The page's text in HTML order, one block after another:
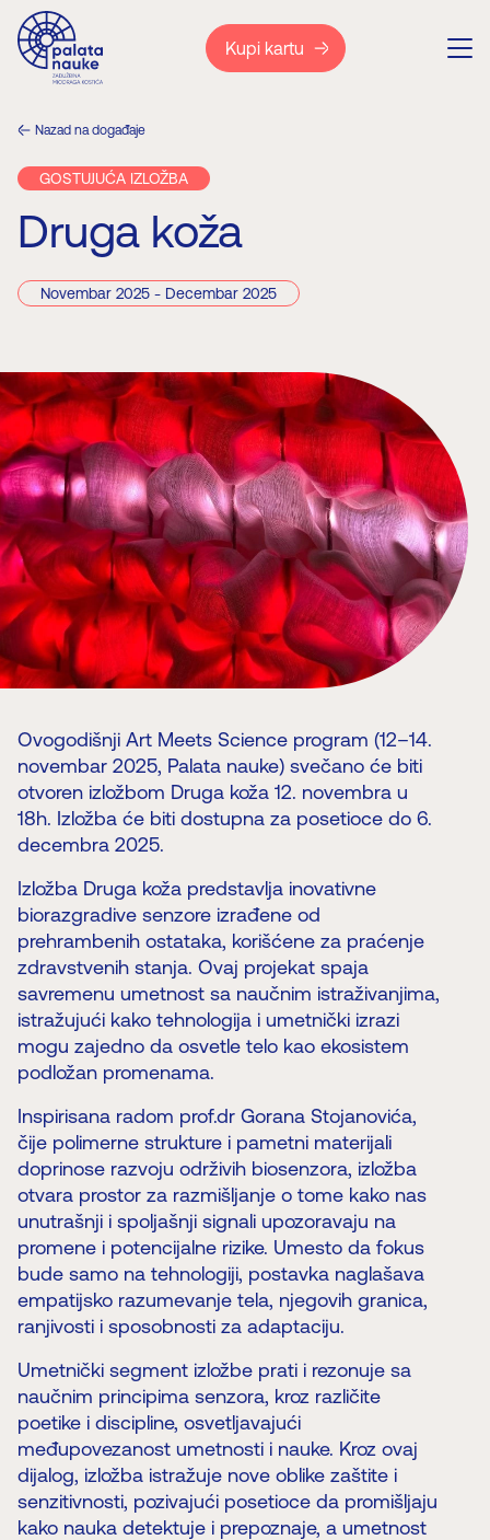
Kupi kartu
Nazad na događaje
GOSTUJUĆA IZLOŽBA
Druga koža
Novembar 2025 - Decembar 2025
Ovogodišnji Art Meets Science program (12–14.
novembar 2025, Palata nauke) svečano će biti
otvoren izložbom Druga koža 12. novembra u
18h. Izložba će biti dostupna za posetioce do 6.
decembra 2025.
Izložba Druga koža predstavlja inovativne
biorazgradive senzore izrađene od
prehrambenih ostataka, korišćene za praćenje
zdravstvenih stanja. Ovaj projekat spaja
savremenu umetnost sa naučnim istraživanjima,
istražujući kako tehnologija i umetnički izrazi
mogu zajedno da osvetle telo kao ekosistem
podložan promenama.
Inspirisana radom prof.dr Gorana Stojanovića,
čije polimerne strukture i pametni materijali
doprinose razvoju održivih biosenzora, izložba
otvara prostor za razmišljanje o tome kako nas
unutrašnji i spoljašnji signali upozoravaju na
promene i potencijalne rizike. Umesto da fokus
bude samo na tehnologiji, postavka naglašava
empatijsko razumevanje tela, njegovih granica,
ranjivosti i sposobnosti za adaptaciju.
Umetnički segment izložbe prati i rezonuje sa
naučnim principima senzora, kroz različite
poetike i discipline, osvetljavajući
međupovezanost umetnosti i nauke. Kroz ovaj
dijalog, izložba istražuje nove oblike zaštite i
senzitivnosti, pozivajući posetioce da promišljaju
kako nauka detektuje i prepoznaje, a umetnost